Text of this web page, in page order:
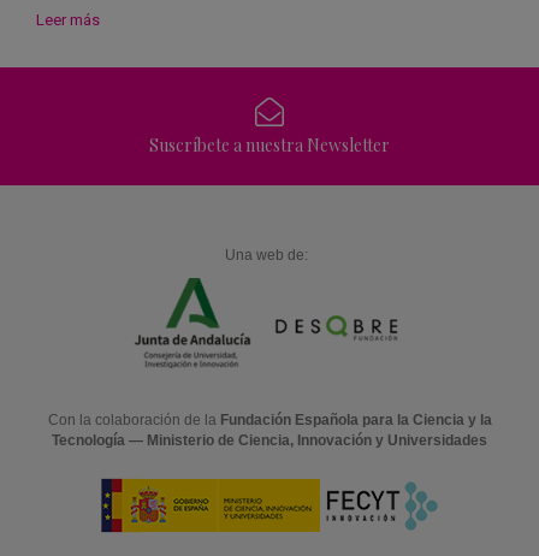
Leer más
Suscríbete a nuestra Newsletter
Una web de:
Con la colaboración de la Fundación Española para la Ciencia y la
Tecnología — Ministerio de Ciencia, Innovación y Universidades